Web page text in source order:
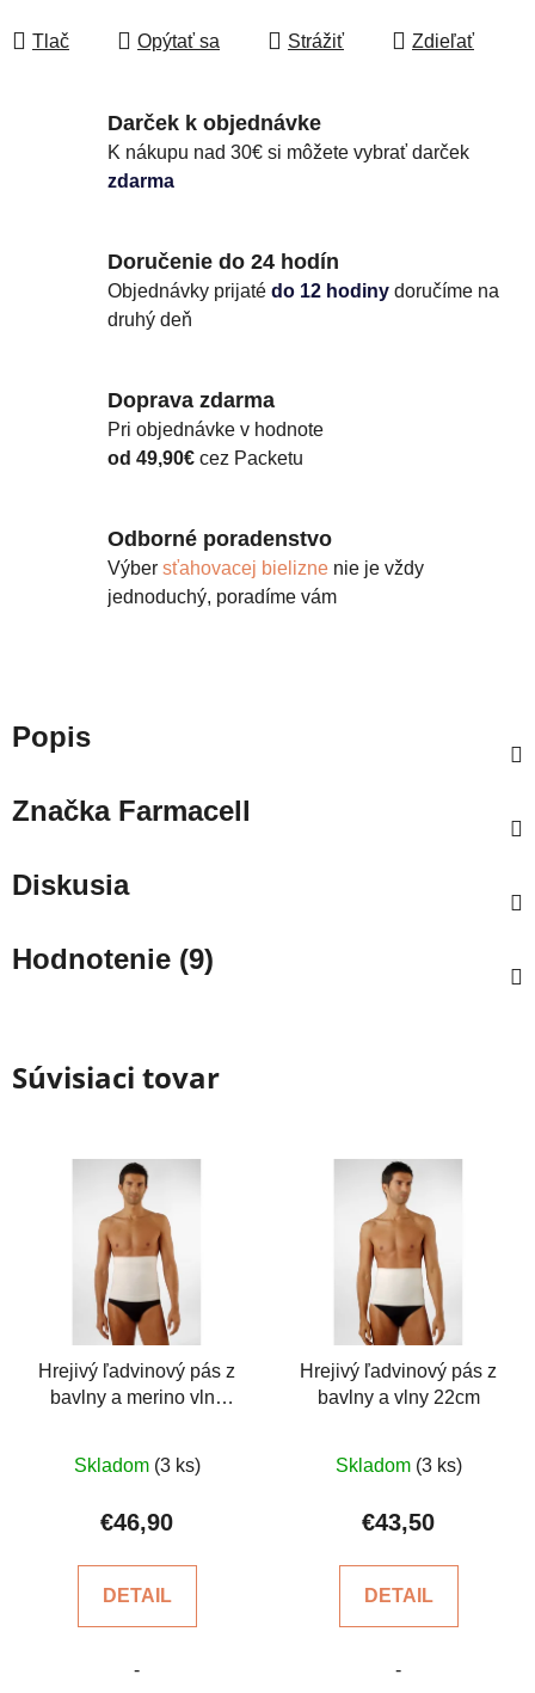
Tlač Opýtať sa Strážiť Zdieľať
Darček k objednávke
K nákupu nad 30€ si môžete vybrať darček
zdarma
Doručenie do 24 hodín
Objednávky prijaté do 12 hodiny doručíme na
druhý deň
Doprava zdarma
Pri objednávke v hodnote
od 49,90€ cez Packetu
Odborné poradenstvo
Výber sťahovacej bielizne nie je vždy
jednoduchý, poradíme vám
Popis
ZnačkaFarmacell
Diskusia
Hodnotenie (9)
Súvisiaci tovar
Hrejivý ľadvinový pás z
bavlny a merino vlny
hodnotenie
produktu
z
hviezdičiek.
Skladom (3 ks)
€46,90
DETAIL
-
Hrejivý ľadvinový pás z
bavlny a vlny 22cm
hodnotenie
produktu
z
hviezdičiek.
Skladom (3 ks)
€43,50
DETAIL
-